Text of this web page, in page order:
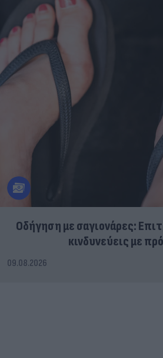
Οδήγηση με σαγιονάρες:
κινδυνεύεις με
09.08.2026